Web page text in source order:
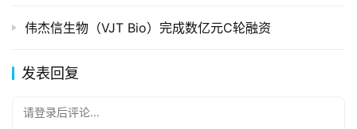
伟杰信生物（VJT Bio）完成数亿元C轮融资
发表回复
请登录后评论...